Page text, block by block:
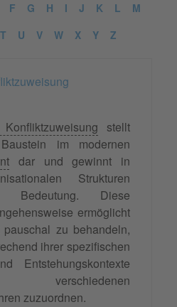
F G H I J K L
M
T U V W X Y Z
stellt
im modernen
dar und gewinnt in
Strukturen
Bedeutung. Diese
ermöglicht
zu behandeln,
ihrer spezifischen
Entstehungskontexte
zuzuordnen.